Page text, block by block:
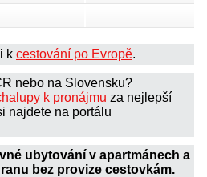
k cestování po Evropě.
nebo na Slovensku?
k pronájmu za nejlepší
najdete na portálu
ubytování v apartmánech a
bez provize cestovkám.